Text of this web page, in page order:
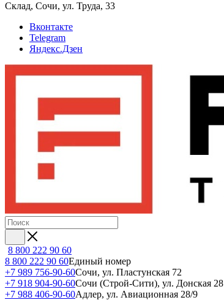
Склад, Сочи, ул. Труда, 33
Вконтакте
Telegram
Яндекс.Дзен
8 800 222 90 60
8 800 222 90 60Единый номер
+7 989 756-90-60Сочи, ул. Пластунская 72
+7 918 904-90-60Сочи (Строй-Сити), ул. Донская 28
+7 988 406-90-60Адлер, ул. Авиационная 28/9